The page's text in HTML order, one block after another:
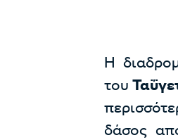
Η
του
δάσος